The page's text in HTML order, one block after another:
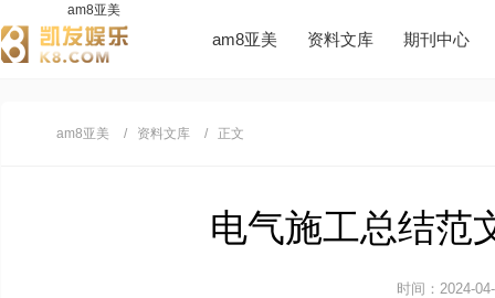
am8亚美
am8亚美 资料文库 期刊中心
am8亚美 资料文库 正文
电气施工总结范
时间：2024-